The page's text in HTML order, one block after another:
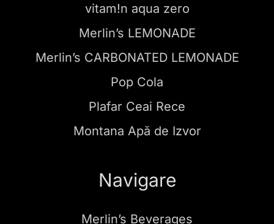
vitam!n aqua zero
Merlin’s LEMONADE
Merlin’s CARBONATED LEMONADE
Pop Cola
Plafar Ceai Rece
Montana Apă de Izvor
Navigare
Merlin’s Beverages